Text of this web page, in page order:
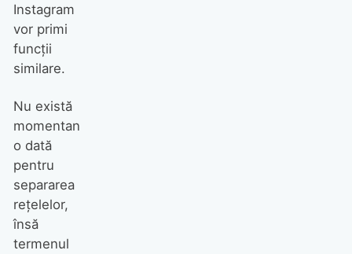
Instagram
vor primi
funcții
similare.
Nu există
momentan
o dată
pentru
separarea
rețelelor,
însă
termenul